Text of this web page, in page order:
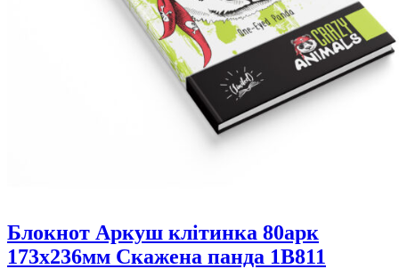
Блокнот Аркуш клітинка 80арк
173х236мм Скажена панда 1В811